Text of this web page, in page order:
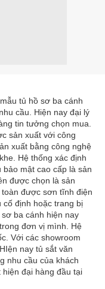
tủ hồ sơ ba cánh
cầu. Hiện nay đại lý
tin tưởng chọn mua.
sản xuất với công
xuất bằng công nghệ
Hệ thống xác định
mật cao cấp là sản
được chọn là sản
được sơn tĩnh điện
định hoặc trang bị
ba cánh hiện nay
đơn vị mình. Hệ
Với các showroom
nay tủ sắt văn
nhu cầu của khách
đại hàng đầu tại